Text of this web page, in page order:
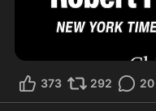
373 292 20